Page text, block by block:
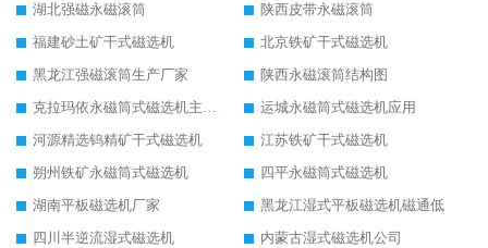
湖北强磁永磁滚筒
陕西皮带永磁滚筒
福建砂土矿干式磁选机
北京铁矿干式磁选机
黑龙江强磁滚筒生产厂家
陕西永磁滚筒结构图
克拉玛依永磁筒式磁选机主要技术参数
运城永磁筒式磁选机应用
河源精选钨精矿干式磁选机
江苏铁矿干式磁选机
朔州铁矿永磁筒式磁选机
四平永磁筒式磁选机
湖南平板磁选机厂家
黑龙江湿式平板磁选机磁通低
四川半逆流湿式磁选机
内蒙古湿式磁选机公司